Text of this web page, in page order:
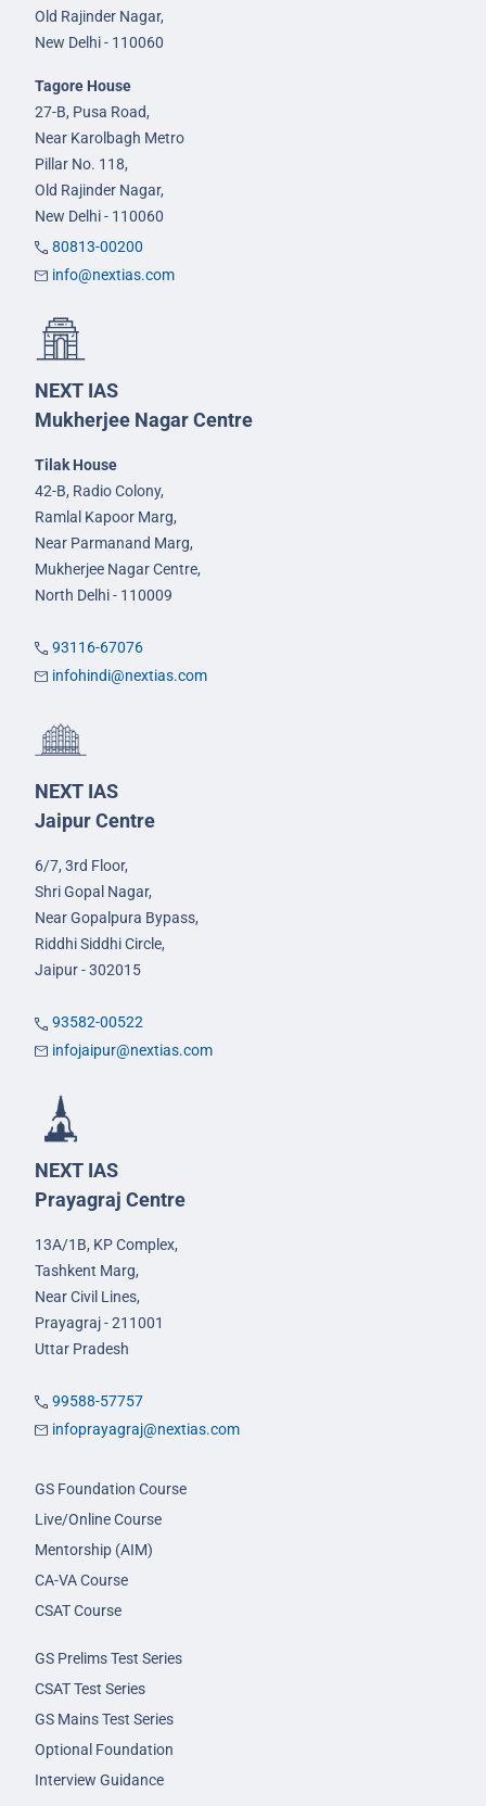
Old Rajinder Nagar,
New Delhi - 110060
Tagore House
27-B, Pusa Road,
Near Karolbagh Metro
Pillar No. 118,
Old Rajinder Nagar,
New Delhi - 110060
80813-00200
info@nextias.com
NEXT IAS
Mukherjee Nagar Centre
Tilak House
42-B, Radio Colony,
Ramlal Kapoor Marg,
Near Parmanand Marg,
Mukherjee Nagar Centre,
North Delhi - 110009
93116-67076
infohindi@nextias.com
NEXT IAS
Jaipur Centre
6/7, 3rd Floor,
Shri Gopal Nagar,
Near Gopalpura Bypass,
Riddhi Siddhi Circle,
Jaipur - 302015
93582-00522
infojaipur@nextias.com
NEXT IAS
Prayagraj Centre
13A/1B, KP Complex,
Tashkent Marg,
Near Civil Lines,
Prayagraj - 211001
Uttar Pradesh
99588-57757
infoprayagraj@nextias.com
GS Foundation Course
Live/Online Course
Mentorship (AIM)
CA-VA Course
CSAT Course
GS Prelims Test Series
CSAT Test Series
GS Mains Test Series
Optional Foundation
Interview Guidance